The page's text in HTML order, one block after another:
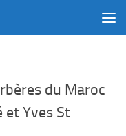
du Maroc
et Yves St